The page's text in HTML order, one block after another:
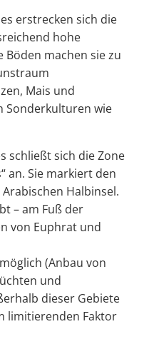
erstrecken sich die
hohe
machen sie zu
Mais und
Sonderkulturen wie
schließt sich die Zone
an. Sie markiert den
Halbinsel.
– am Fuß der
von Euphrat und
(Anbau von
und
dieser Gebiete
limitierenden Faktor